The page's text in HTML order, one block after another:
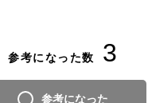
参考になった数 3
参考になった